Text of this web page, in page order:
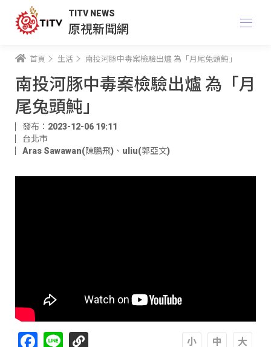
TITV NEWS
原視新聞網
首頁 生活 南投河豚中毒案檢驗出爐 為「月尾兔頭魨」
南投河豚中毒案檢驗出爐 為「月
尾兔頭魨」
發布：2023-12-06 19:11
台北市
Aras Sawawan(陳鵬飛) 、 uliu(郭亞文)
Facebook
Line